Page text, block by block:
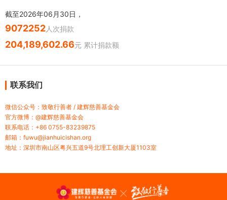
截至2026年06月30日，
9072252人次捐款
204,189,602.66元 累计捐款额
联系我们
微信公众号：致敬行善者 / 建辉慈善基金会
官方微博：@建辉慈善基金会
联系电话：+86 0755-83239875
邮箱：fuwu@jianhuicishan.org
地址：深圳市南山区粤兴五道9号北理工创新大厦1103室